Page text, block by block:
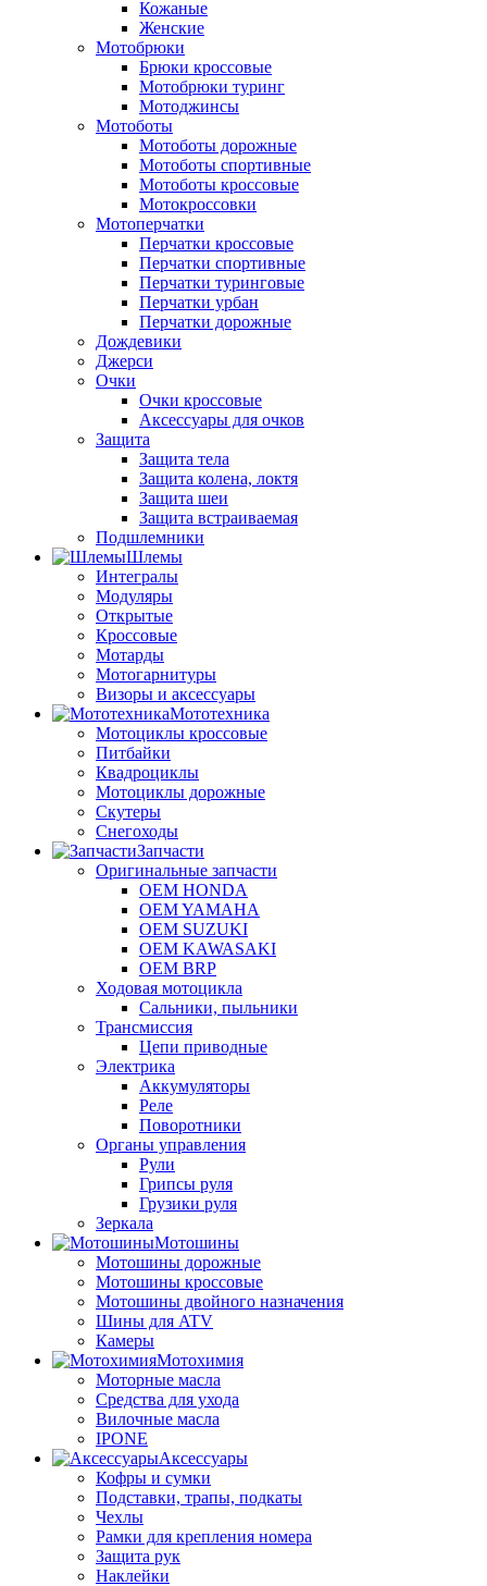
Кожаные
Женские
Мотобрюки
Брюки кроссовые
Мотобрюки туринг
Мотоджинсы
Мотоботы
Мотоботы дорожные
Мотоботы спортивные
Мотоботы кроссовые
Мотокроссовки
Мотоперчатки
Перчатки кроссовые
Перчатки спортивные
Перчатки туринговые
Перчатки урбан
Перчатки дорожные
Дождевики
Джерси
Очки
Очки кроссовые
Аксессуары для очков
Защита
Защита тела
Защита колена, локтя
Защита шеи
Защита встраиваемая
Подшлемники
Шлемы
Интегралы
Модуляры
Открытые
Кроссовые
Мотарды
Мотогарнитуры
Визоры и аксессуары
Мототехника
Мотоциклы кроссовые
Питбайки
Квадроциклы
Мотоциклы дорожные
Скутеры
Снегоходы
Запчасти
Оригинальные запчасти
OEM HONDA
OEM YAMAHA
OEM SUZUKI
OEM KAWASAKI
OEM BRP
Ходовая мотоцикла
Сальники, пыльники
Трансмиссия
Цепи приводные
Электрика
Аккумуляторы
Реле
Поворотники
Органы управления
Рули
Грипсы руля
Грузики руля
Зеркала
Мотошины
Мотошины дорожные
Мотошины кроссовые
Мотошины двойного назначения
Шины для ATV
Камеры
Мотохимия
Моторные масла
Средства для ухода
Вилочные масла
IPONE
Аксессуары
Кофры и сумки
Подставки, трапы, подкаты
Чехлы
Рамки для крепления номера
Защита рук
Наклейки